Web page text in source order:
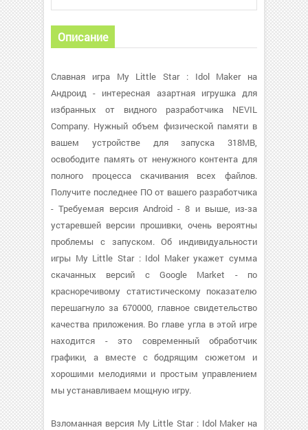
Описание
Славная игра My Little Star : Idol Maker на
Андроид - интересная азартная игрушка для
избранных от видного разработчика NEVIL
Company. Нужный объем физической памяти в
вашем устройстве для запуска 318MB,
освободите память от ненужного контента для
полного процесса скачивания всех файлов.
Получите последнее ПО от вашего разработчика
- Требуемая версия Android - 8 и выше, из-за
устаревшей версии прошивки, очень вероятны
проблемы с запуском. Об индивидуальности
игры My Little Star : Idol Maker укажет сумма
скачанных версий с Google Market - по
красноречивому статистическому показателю
перешагнуло за 670000, главное свидетельство
качества приложения. Во главе угла в этой игре
находится - это современный обработчик
графики, а вместе с бодрящим сюжетом и
хорошими мелодиями и простым управлением
мы устанавливаем мощную игру.
Взломанная версия My Little Star : Idol Maker на